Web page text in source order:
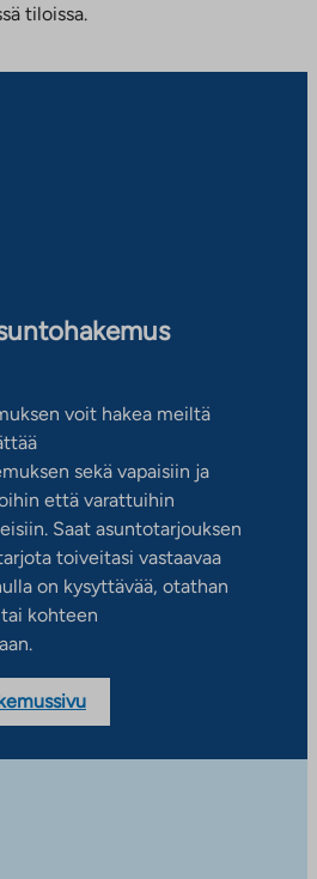
tiloissa.
voit hakea meiltä
sekä vapaisiin ja
että varattuihin
Saat asuntotarjouksen
toiveitasi vastaavaa
on kysyttävää, otathan
kohteen